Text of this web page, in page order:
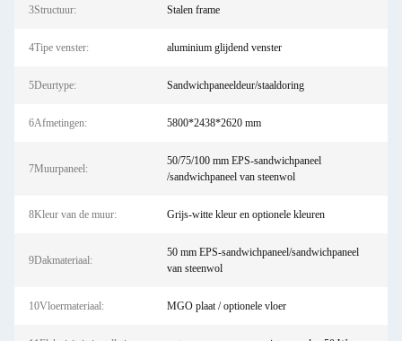
3Structuur: Stalen frame
4Tipe venster: aluminium glijdend venster
5Deurtype: Sandwichpaneeldeur/staaldoring
6Afmetingen: 5800*2438*2620 mm
7Muurpaneel:
50/75/100 mm EPS-sandwichpaneel
/sandwichpaneel van steenwol
8Kleur van de muur: Grijs-witte kleur en optionele kleuren
9Dakmateriaal:
50 mm EPS-sandwichpaneel/sandwichpaneel
van steenwol
10Vloermateriaal: MGO plaat / optionele vloer